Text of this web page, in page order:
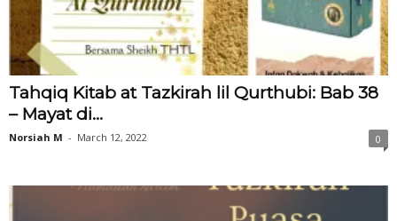
Tahqiq Kitab at Tazkirah lil Qurthubi: Bab 38
– Mayat di...
Norsiah M - March 12, 2022 0